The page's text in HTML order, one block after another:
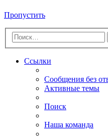
Пропустить
Ссылки
Сообщения без
Активные темы
Поиск
Наша команда